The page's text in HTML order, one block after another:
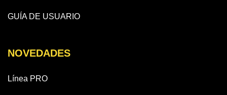
GUÍA DE USUARIO
NOVEDADES
Línea PRO